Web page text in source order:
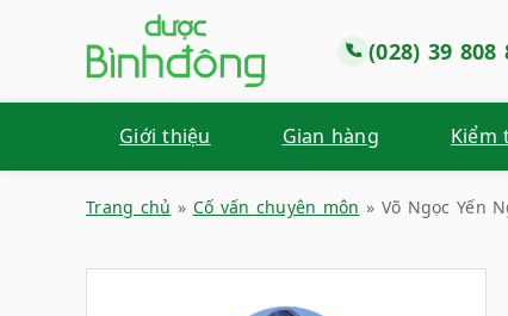
(028) 39 808
Giới thiệu Gian hàng Kiểm
Trang chủ » Cố vấn chuyên môn » Võ Ngọc Yến